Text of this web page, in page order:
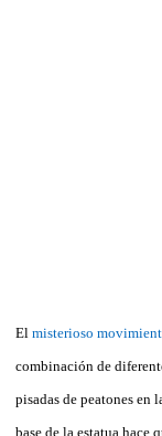
El misterioso
combinación de
pisadas de peatones en
base de la estatua hace